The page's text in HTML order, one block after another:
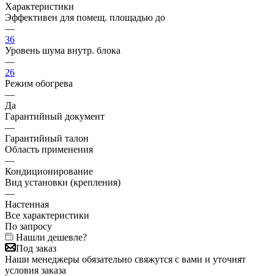
Характеристики
Эффективен для помещ. площадью до
—
36
Уровень шума внутр. блока
—
26
Режим обогрева
—
Да
Гарантийный документ
—
Гарантийный талон
Область применения
—
Кондиционирование
Вид установки (крепления)
—
Настенная
Все характеристики
По запросу
Нашли дешевле?
Под заказ
Наши менеджеры обязательно свяжутся с вами и уточнят
условия заказа